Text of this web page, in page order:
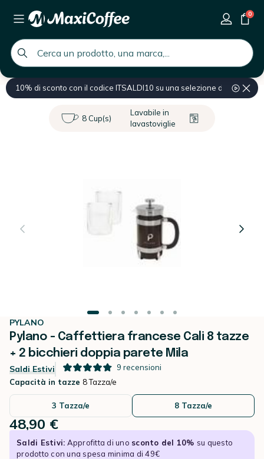
global.search.placeholder
0
10% di sconto con il codice ITSALDI10 su una selezione di prodotti
Home Caffettiera Caffettiera francese
8 Cup(s)
Lavabile in
lavastoviglie
PYLANO
Pylano - Caffettiera francese Cali 8 tazze
+ 2 bicchieri doppia parete Mila
Saldi Estivi 9 recensioni
Capacità in tazze 8 Tazza/e
3 Tazza/e 8 Tazza/e
48,90 €
Saldi Estivi: Approfitta di uno sconto del 10% su questo
prodotto con una spesa minima di 49€